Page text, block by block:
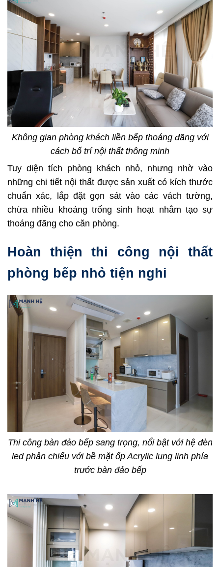
Không gian phòng khách liền bếp thoáng đãng với
cách bố trí nội thất thông minh
Tuy diện tích phòng khách nhỏ, nhưng nhờ vào
những chi tiết nội thất được sản xuất có kích thước
chuẩn xác, lắp đặt gọn sát vào các vách tường,
chừa nhiều khoảng trống sinh hoạt nhằm tạo sự
thoáng đãng cho căn phòng.
Hoàn thiện thi công nội thất
phòng bếp nhỏ tiện nghi
Thi công bàn đảo bếp sang trọng, nổi bật với hệ đèn
led phản chiếu với bề mặt ốp Acrylic lung linh phía
trước bàn đảo bếp